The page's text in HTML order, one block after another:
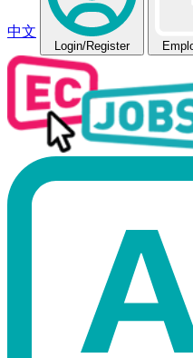
中文
Login/Register